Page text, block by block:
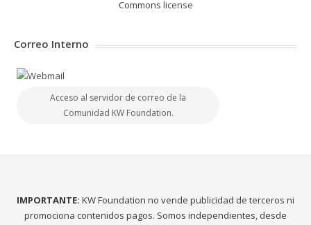
Commons license
Correo Interno
Acceso al servidor de correo de la
Comunidad KW Foundation.
IMPORTANTE: KW Foundation no vende publicidad de terceros ni
promociona contenidos pagos. Somos independientes, desde